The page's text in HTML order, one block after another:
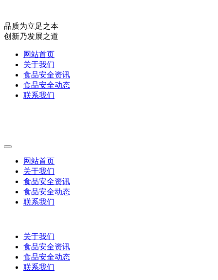
品质为立足之本
创新乃发展之道
网站首页
关于我们
食品安全资讯
食品安全动态
联系我们
网站首页
关于我们
食品安全资讯
食品安全动态
联系我们
关于我们
食品安全资讯
食品安全动态
联系我们